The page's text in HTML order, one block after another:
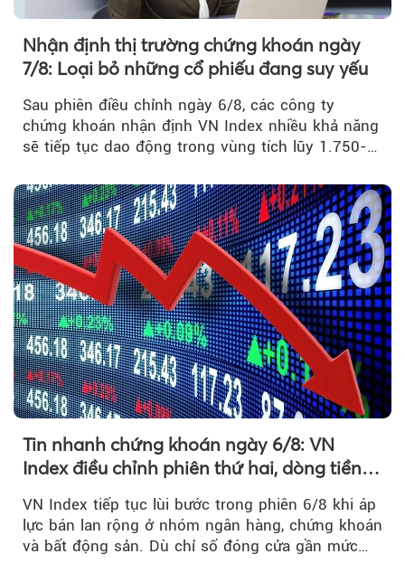
Nhận định thị trường chứng khoán ngày
7/8: Loại bỏ những cổ phiếu đang suy yếu
Sau phiên điều chỉnh ngày 6/8, các công ty
chứng khoán nhận định VN Index nhiều khả năng
sẽ tiếp tục dao động trong vùng tích lũy 1.750-
Tin nhanh chứng khoán ngày 6/8: VN
Index điều chỉnh phiên thứ hai, dòng tiền
VN Index tiếp tục lùi bước trong phiên 6/8 khi áp
lực bán lan rộng ở nhóm ngân hàng, chứng khoán
và bất động sản. Dù chỉ số đóng cửa gần mức